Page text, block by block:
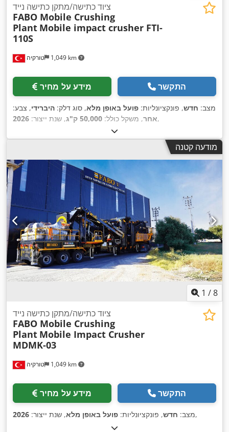
טורקיה 1,049 km
ציוד כתישה/מתקן כתישה נייד
FABO Mobile Crushing
Plant Mobile impact crusher FTI-
110S
מידע על מחיר התקשר
מצב: חדש, פונקציונליות: פועל באופן מלא, סוג דלק: היברידי, צבע:
אחר, משקל כולל: 50,000 ק"ג , שנת ייצור: 2026 ,
מודעה קטנה
1 /8
טורקיה 1,049 km
ציוד כתישה/מתקן כתישה נייד
FABO Mobile Crushing
Plant Mobile Impact Crusher
MDMK-03
מידע על מחיר התקשר
מצב: חדש, פונקציונליות: פועל באופן מלא, שנת ייצור: 2026 ,